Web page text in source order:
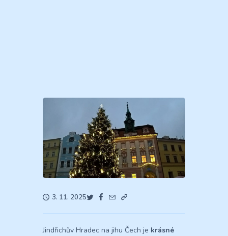
3. 11. 2025
Jindřichův Hradec na jihu Čech je krásné